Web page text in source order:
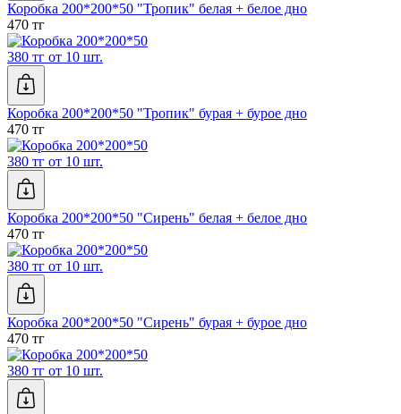
Коробка 200*200*50 "Тропик" белая + белое дно
470 тг
380 тг от 10 шт.
Коробка 200*200*50 "Тропик" бурая + бурое дно
470 тг
380 тг от 10 шт.
Коробка 200*200*50 "Сирень" белая + белое дно
470 тг
380 тг от 10 шт.
Коробка 200*200*50 "Сирень" бурая + бурое дно
470 тг
380 тг от 10 шт.